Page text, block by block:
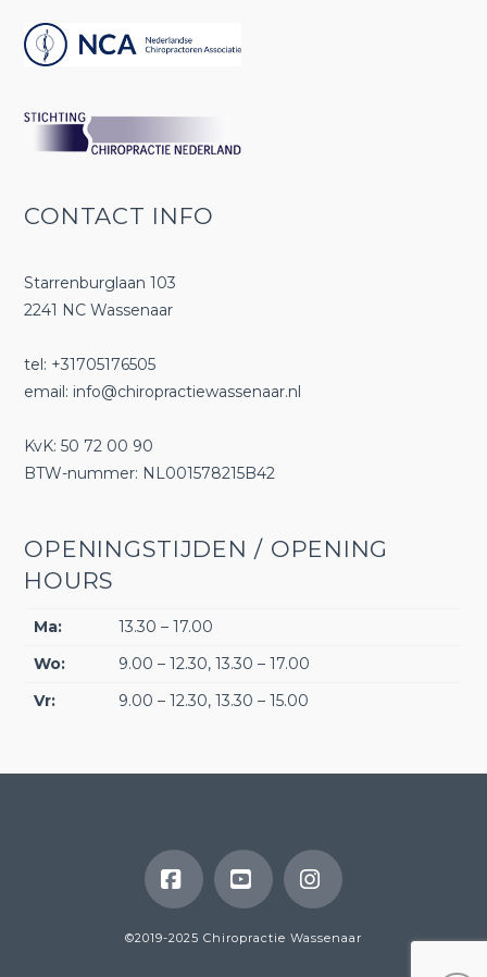
CONTACT INFO
Starrenburglaan 103
2241 NC Wassenaar
tel: +31705176505
email: info@chiropractiewassenaar.nl
KvK: 50 72 00 90
BTW-nummer: NL001578215B42
OPENINGSTIJDEN / OPENING
HOURS
Ma:
13.30 – 17.00
Wo:
9.00 – 12.30, 13.30 – 17.00
Vr:
9.00 – 12.30, 13.30 – 15.00
FacebookYouTubeInstagram
©2019-2025 Chiropractie Wassenaar